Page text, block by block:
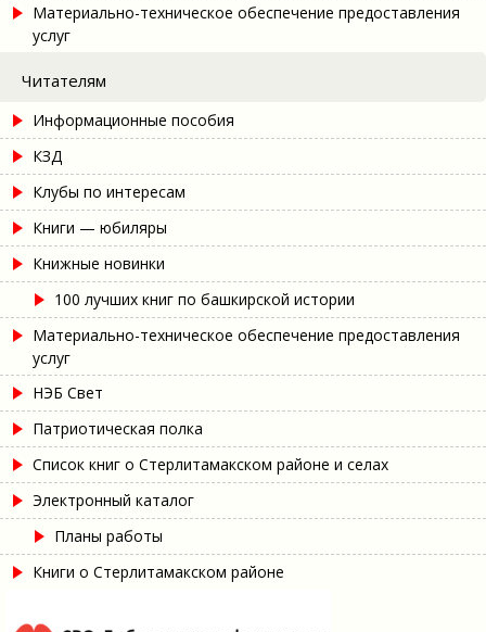
Материально-техническое обеспечение предоставления
услуг
Читателям
Информационные пособия
КЗД
Клубы по интересам
Книги — юбиляры
Книжные новинки
100 лучших книг по башкирской истории
Материально-техническое обеспечение предоставления
услуг
НЭБ Свет
Патриотическая полка
Список книг о Стерлитамакском районе и селах
Электронный каталог
Планы работы
Книги о Стерлитамакском районе